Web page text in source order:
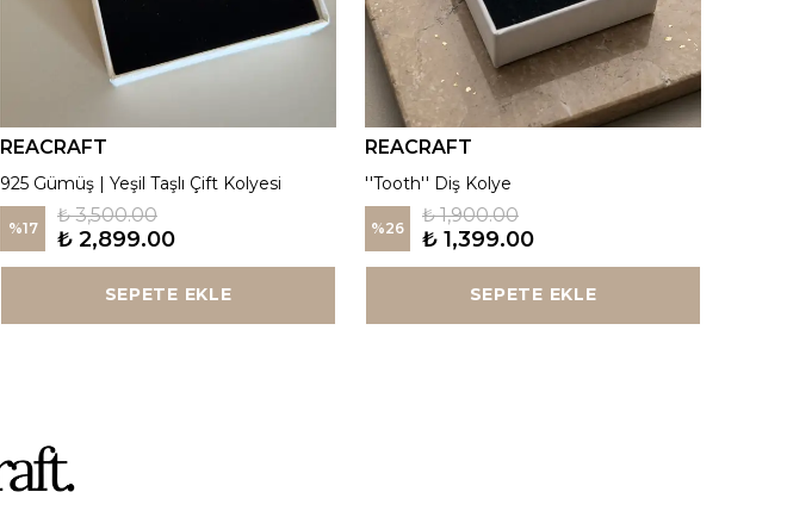
REACRAFT
925 Gümüş | Yeşil Taşlı Çift Kolyesi
%17
₺ 3,500.00
₺ 2,899.00
SEPETE EKLE
REACRAFT
''Tooth'' Diş Kolye
%26
₺ 1,900.00
₺ 1,399.00
SEPETE EKLE